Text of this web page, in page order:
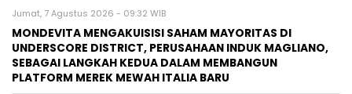
Jumat, 7 Agustus 2026 - 09:32 WIB
MONDEVITA MENGAKUISISI SAHAM MAYORITAS DI
UNDERSCORE DISTRICT, PERUSAHAAN INDUK MAGLIANO,
SEBAGAI LANGKAH KEDUA DALAM MEMBANGUN
PLATFORM MEREK MEWAH ITALIA BARU